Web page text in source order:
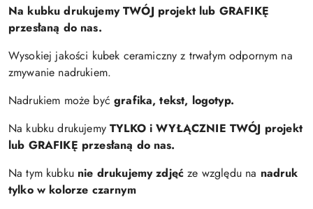
Na kubku drukujemy TWÓJ projekt lub GRAFIKĘ
przesłaną do nas.
Wysokiej jakości kubek ceramiczny z trwałym odpornym na
zmywanie nadrukiem.
Nadrukiem może byćgrafika, tekst, logotyp.
Na kubku drukujemyTYLKO i WYŁĄCZNIE TWÓJ projekt
lub GRAFIKĘ przesłaną do nas.
Na tym kubku nie drukujemy zdjęć ze względu na nadruk
tylko w kolorze czarnym